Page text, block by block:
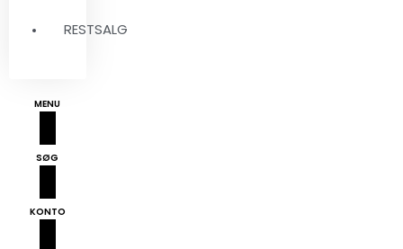
RESTSALG
MENU
SØG
KONTO